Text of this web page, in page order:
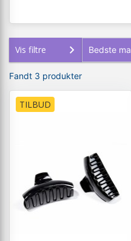
Vis filtre
Fandt 3 produkter
TILBUD